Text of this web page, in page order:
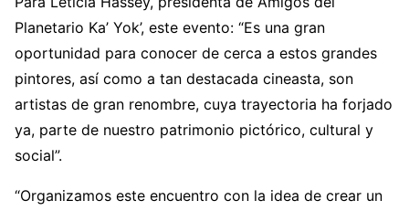
Planetario Ka’ Yok’, este evento: “Es una gran
oportunidad para conocer de cerca a estos grandes
pintores, así como a tan destacada cineasta, son
artistas de gran renombre, cuya trayectoria ha forjado
ya, parte de nuestro patrimonio pictórico, cultural y
social”.
“Organizamos este encuentro con la idea de crear un